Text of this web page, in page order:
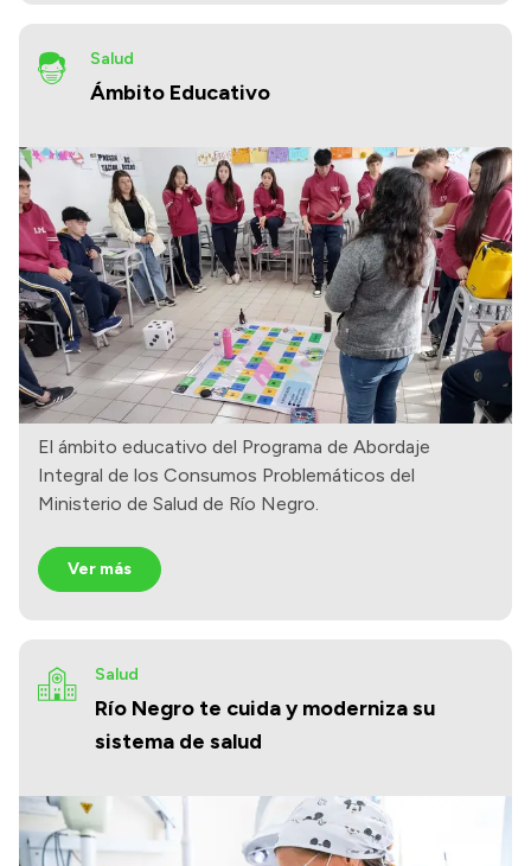
Ámbito Educativo
Salud
El ámbito educativo del Programa de Abordaje
Integral de los Consumos Problemáticos del
Ministerio de Salud de Río Negro.
Ver más
Río Negro te cuida y moderniza su
sistema de salud
Salud